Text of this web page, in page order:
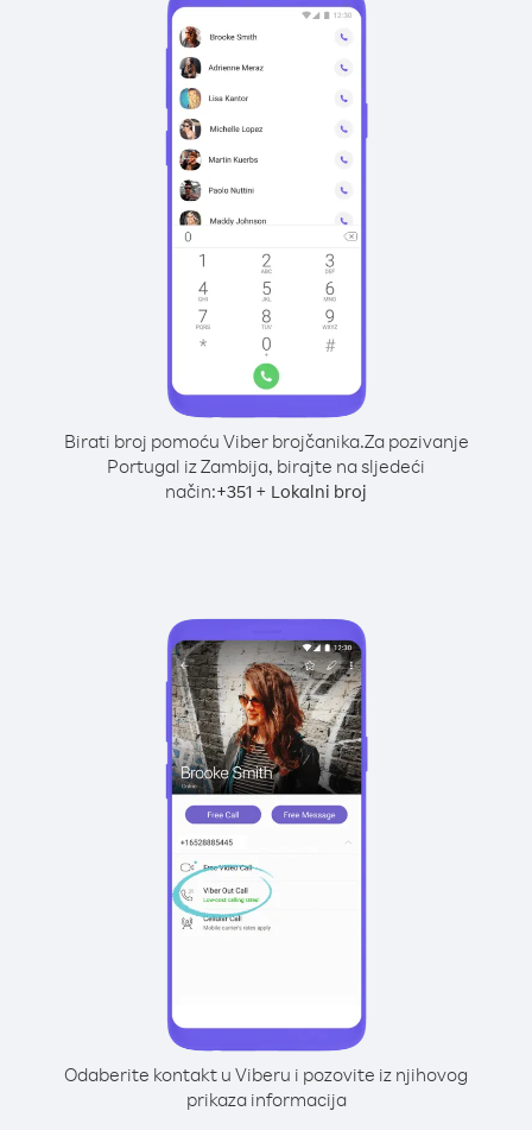
Birati broj pomoću Viber brojčanika.Za pozivanje
Portugal iz Zambija, birajte na sljedeći
način:+351 + Lokalni broj
Odaberite kontakt u Viberu i pozovite iz njihovog
prikaza informacija